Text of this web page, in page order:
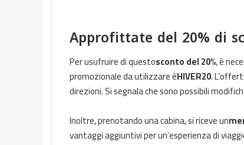
Approfittate del 20% di
Per usufruire di questosconto del 20%, è
promozionale da utilizzare èHIVER20.
direzioni. Si segnala che sono possibili
Inoltre, prenotando una cabina, si riceve un
vantaggi aggiuntivi per un’esperienza di